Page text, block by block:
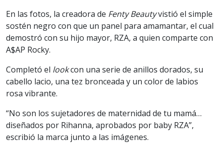
En las fotos, la creadora de Fenty Beautyvistió el simple
sostén negro con que un panel para amamantar, el cual
demostró con su hijo mayor, RZA, a quien comparte con
A$AP Rocky.
Completó el lookcon una serie de anillos dorados, su
cabello lacio, una tez bronceada y un color de labios
rosa vibrante.
“No son los sujetadores de maternidad de tu mamá…
diseñados por Rihanna, aprobados por baby RZA”,
escribió la marca junto a las imágenes.